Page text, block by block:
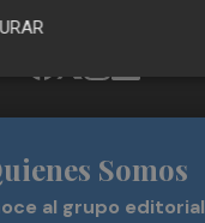
Somos
al grupo editorial